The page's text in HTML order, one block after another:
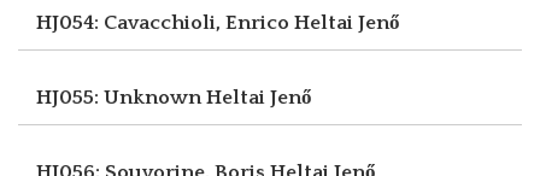
HJ054: Cavacchioli, Enrico Heltai Jenő
HJ055: UnknownHeltai Jenő